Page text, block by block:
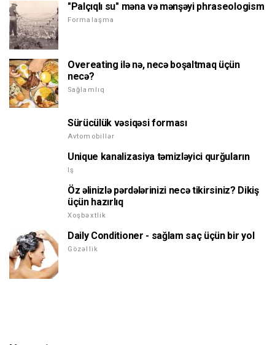
"Palçıqlı su" məna və mənşəyi phraseologism
Formalaşma
Overeating ilə nə, necə boşaltmaq üçün
necə?
Sağlamlıq
Sürücülük vəsiqəsi forması
Avtomobillər
Unique kanalizasiya təmizləyici qurğuların
Iş
Öz əlinizlə pərdələrinizi necə tikirsiniz? Dikiş
üçün hazırlıq
Xoşbəxtlik
Daily Conditioner - sağlam saç üçün bir yol
Gözəllik